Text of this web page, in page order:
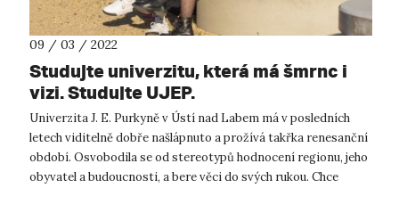
09 / 03 / 2022
Studujte univerzitu, která má šmrnc i
vizi. Studujte UJEP.
Univerzita J. E. Purkyně v Ústí nad Labem má v posledních
letech viditelně dobře našlápnuto a prožívá takřka renesanční
období. Osvobodila se od stereotypů hodnocení regionu, jeho
obyvatel a budoucnosti, a bere věci do svých rukou. Chce